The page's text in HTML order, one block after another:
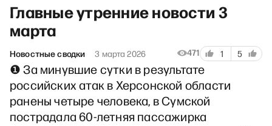
Главные утренние новости 3
марта
Новостные сводки 3 марта 2026 471 1 5
❶ За минувшие сутки в результате
российских атак в Херсонской области
ранены четыре человека, в Сумской
пострадала 60-летняя пассажирка